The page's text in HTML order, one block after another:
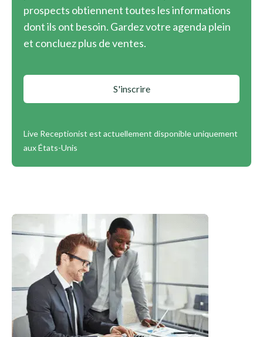
prospects obtiennent toutes les informations
dont ils ont besoin. Gardez votre agenda plein
et concluez plus de ventes.
S'inscrire
Live Receptionist est actuellement disponible uniquement
aux États-Unis